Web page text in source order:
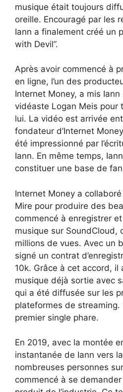
musique était toujours
oreille. Encouragé par les
Iann a finalement créé un
with Devil”.
Après avoir commencé à
en ligne, l’un des
Internet Money, a mis
vidéaste Logan Meis pour
lui. La vidéo est arrivée
fondateur d’Internet
été impressionné par
Iann. En même temps,
constituer une base de
Internet Money a
Mire pour produire des
commencé à enregistrer
musique sur SoundCloud,
millions de vues. Avec un
signé un contrat
10k. Grâce à cet accord, il
musique déjà sortie avec
qui a été diffusée sur les
plateformes de streaming.
premier single phare.
En 2019, avec la montée
instantanée de Iann vers
nombreuses personnes
commencé à se